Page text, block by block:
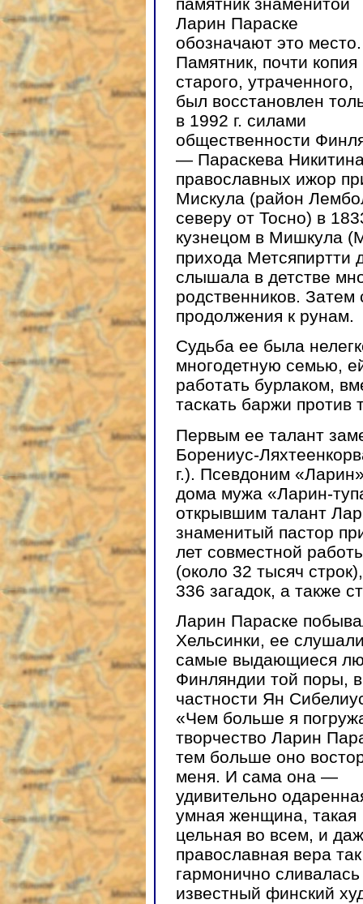
Ларин Параске
обозначают это место.
Памятник, почти копия
старого, утраченного,
был восстановлен
в 1992 г. силами
общественности
— Параскева
православных ижор
Мискула (район
северу от Тосно) в
кузнецом в Мишкула
прихода Метсяпиртти
слышала в детстве
родственников.
продолжения к рунам.
Судьба ее была
многодетную семью,
работать бурлаком,
таскать баржи против
Первым ее талант
Борениус-
г.). Псевдоним
дома мужа «Ларин-
открывшим талант
знаменитый пастор
лет совместной
(около 32 тысяч
336 загадок, а также
Ларин Параске
Хельсинки, ее
самые выдающиеся
Финляндии той поры, в
частности Ян
«Чем больше я
творчество Ларин
тем больше оно
меня. И сама она —
удивительно
умная женщина, такая
цельная во всем, и
православная вера так
гармонично
известный финский